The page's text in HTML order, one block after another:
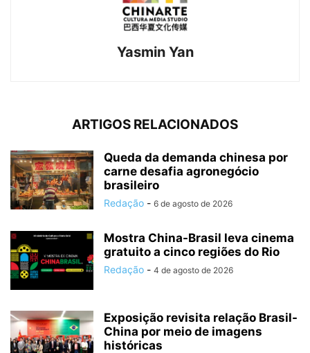
Yasmin Yan
ARTIGOS RELACIONADOS
Queda da demanda chinesa por
carne desafia agronegócio
brasileiro
Redação - 6 de agosto de 2026
Mostra China-Brasil leva cinema
gratuito a cinco regiões do Rio
Redação - 4 de agosto de 2026
Exposição revisita relação Brasil-
China por meio de imagens
históricas